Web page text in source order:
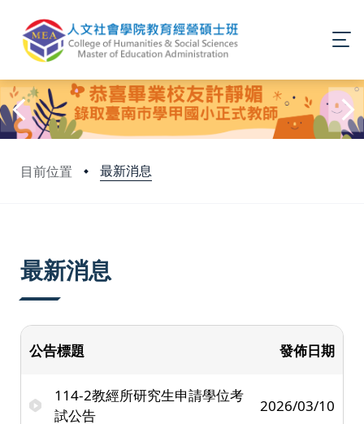
目前位置 最新消息
最新消息
公告標題 發佈日期
114-2教經所研究生申請學位考
試公告
2026/03/10